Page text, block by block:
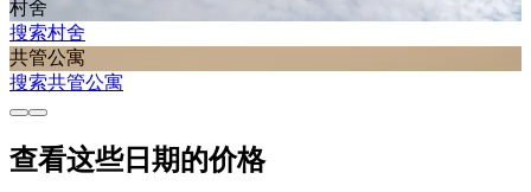
村舍
搜索村舍
共管公寓
搜索共管公寓
查看这些日期的价格